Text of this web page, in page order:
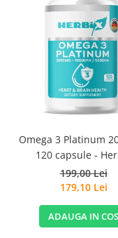
Omega 3 Platinum
120 capsule -
199,00 Lei
179,10 Lei
ADAUGA IN COS